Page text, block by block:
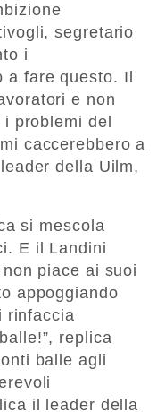
segretario
i
a fare questo. Il
e non
problemi del
caccerebbero a
della Uilm,
si mescola
E il Landini
piace ai suoi
appoggiando
rinfaccia
replica
balle agli
il leader della